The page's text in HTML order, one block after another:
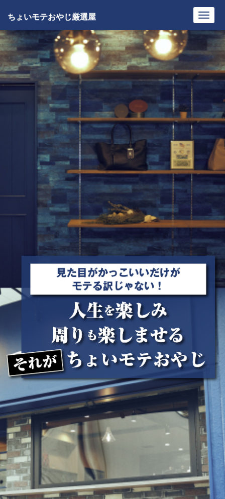
ちょいモテおやじ厳選屋